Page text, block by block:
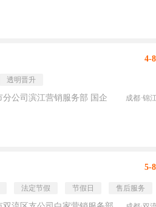
4-
透明晋升
公司滨江营销服务部 国企 成都·锦
5-
法定节假 节假日 售后服务